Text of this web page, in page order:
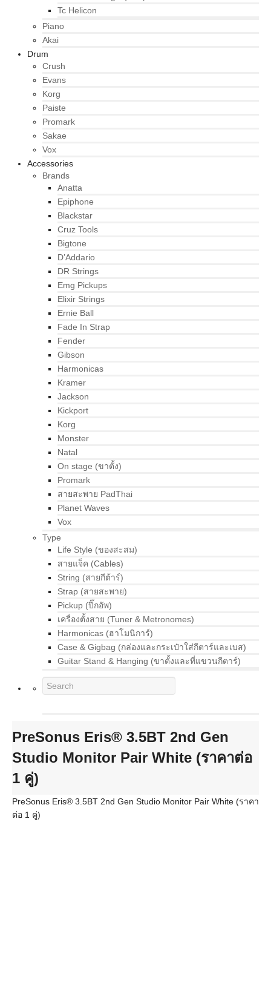
Tc Helicon
Piano
Akai
Drum
Crush
Evans
Korg
Paiste
Promark
Sakae
Vox
Accessories
Brands
Anatta
Epiphone
Blackstar
Cruz Tools
Bigtone
D’Addario
DR Strings
Emg Pickups
Elixir Strings
Ernie Ball
Fade In Strap
Fender
Gibson
Harmonicas
Kramer
Jackson
Kickport
Korg
Monster
Natal
On stage (ขาตั้ง)
Promark
สายสะพาย PadThai
Planet Waves
Vox
Type
Life Style (ของสะสม)
สายแจ็ค (Cables)
String (สายกีต้าร์)
Strap (สายสะพาย)
Pickup (ปิ๊กอัพ)
เครื่องตั้งสาย (Tuner & Metronomes)
Harmonicas (ฮาโมนิการ์)
Case & Gigbag (กล่องและกระเป๋าใส่กีตาร์และเบส)
Guitar Stand & Hanging (ขาตั้งและที่แขวนกีตาร์)
PreSonus Eris® 3.5BT 2nd Gen
Studio Monitor Pair White (ราคาต่อ
1 คู่)
PreSonus Eris® 3.5BT 2nd Gen Studio Monitor Pair White (ราคา
ต่อ 1 คู่)